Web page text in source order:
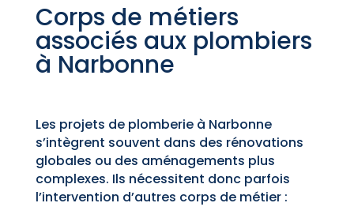
Corps de métiers
associés aux plombiers
à Narbonne
Les projets de plomberie à Narbonne
s’intègrent souvent dans des rénovations
globales ou des aménagements plus
complexes. Ils nécessitent donc parfois
l’intervention d’autres corps de métier :